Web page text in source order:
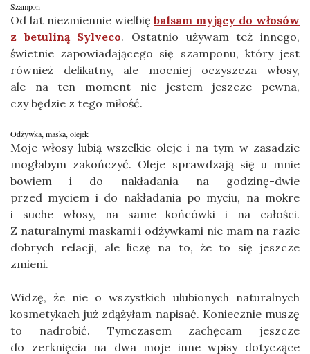
Szampon
Od lat niezmiennie wielbiębalsam myjący do włosów
z betuliną Sylveco. Ostatnio używam też innego,
świetnie zapowiadającego się szamponu, który jest
również delikatny, ale mocniej oczyszcza włosy,
ale na ten moment nie jestem jeszcze pewna,
czy będzie z tego miłość.
Odżywka, maska, olejek
Moje włosy lubią wszelkie oleje i na tym w zasadzie
mogłabym zakończyć. Oleje sprawdzają się u mnie
bowiem i do nakładania na godzinę-dwie
przed myciem i do nakładania po myciu, na mokre
i suche włosy, na same końcówki i na całości.
Z naturalnymi maskami i odżywkami nie mam na razie
dobrych relacji, ale liczę na to, że to się jeszcze
zmieni.
Widzę, że nie o wszystkich ulubionych naturalnych
kosmetykach już zdążyłam napisać. Koniecznie muszę
to nadrobić. Tymczasem zachęcam jeszcze
do zerknięcia na dwa moje inne wpisy dotyczące